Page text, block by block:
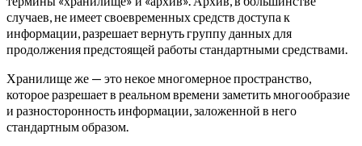
случаев, не имеет своевременных средств доступа к
информации, разрешает вернуть группу данных для
продолжения предстоящей работы стандартными средствами.
Хранилище же — это некое многомерное пространство,
которое разрешает в реальном времени заметить многообразие
и разносторонность информации, заложенной в него
стандартным образом.